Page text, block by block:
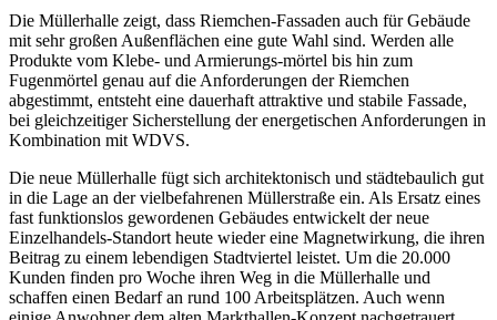
Die Müllerhalle zeigt, dass Riemchen-Fassaden auch für Gebäude
mit sehr großen Außenflächen eine gute Wahl sind. Werden alle
Produkte vom Klebe- und Armierungs-mörtel bis hin zum
Fugenmörtel genau auf die Anfor­derungen der Riemchen
abgestimmt, entsteht eine dauerhaft attraktive und stabile Fassade,
bei gleichzeitiger Sicherstellung der energetischen Anforderungen in
Kombination mit WDVS.
Die neue Müllerhalle fügt sich architektonisch und städtebaulich gut
in die Lage an der vielbefahrenen Müllerstraße ein. Als Ersatz eines
fast funktionslos gewordenen Gebäudes entwickelt der neue
Einzelhandels-Standort heute wieder eine Magnetwirkung, die ihren
Beitrag zu einem lebendigen Stadtviertel leistet. Um die 20.000
Kunden finden pro Woche ihren Weg in die Müllerhalle und
schaffen einen Bedarf an rund 100 Arbeitsplätzen. Auch wenn